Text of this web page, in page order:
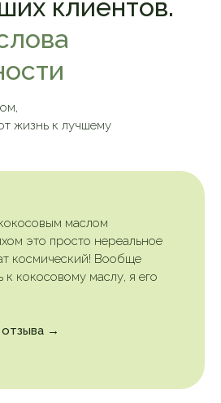
клиентов.
жизнь к лучшему
маслом
это просто нереальное
космический! Вообще
к кокосовому маслу, я его
отзыва →